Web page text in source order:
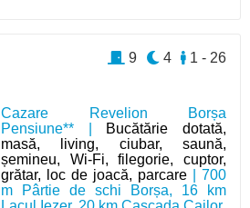
Cazare Revelion Borșa
Pensiune** | Bucătărie dotată,
masă, living, ciubar, saună,
șemineu, Wi-Fi, filegorie, cuptor,
grătar, loc de joacă, parcare | 700
m Pârtie de schi Borșa, 16 km
1 - 26
4
9